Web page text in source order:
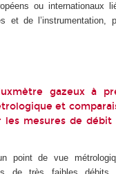
ou internationaux
et de l’instrumentation,
gazeux à
et
mesures de débit
point de vue